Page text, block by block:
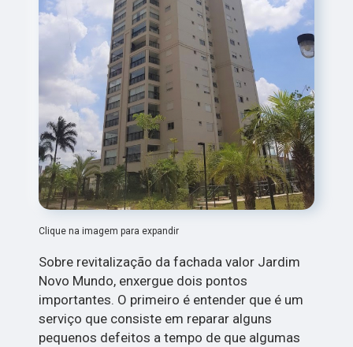
Clique na imagem para expandir
Sobre revitalização da fachada valor Jardim
Novo Mundo, enxergue dois pontos
importantes. O primeiro é entender que é um
serviço que consiste em reparar alguns
pequenos defeitos a tempo de que algumas